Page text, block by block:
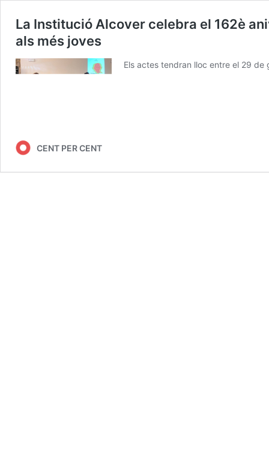
La Institució Alcover celebra el 162è
als més joves
Els actes tendran lloc entre el 29
CENT PER CENT